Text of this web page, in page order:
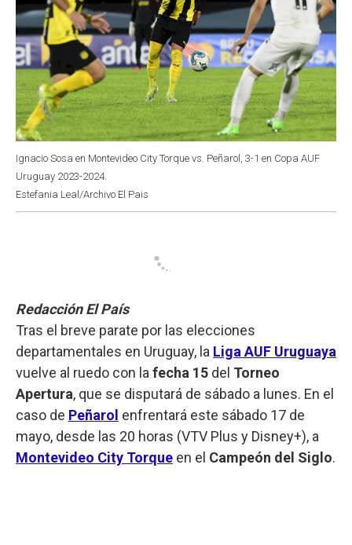
Ignacio Sosa en Montevideo City Torque vs. Peñarol, 3-1 en Copa AUF
Uruguay 2023-2024.
Estefania Leal/Archivo El Pais
Redacción El País
Tras el breve parate por las elecciones
departamentales en Uruguay, la Liga AUF Uruguaya
vuelve al ruedo con la fecha 15 del Torneo
Apertura, que se disputará de sábado a lunes. En el
caso de Peñarol enfrentará este sábado 17 de
mayo, desde las 20 horas (VTV Plus y Disney+), a
Montevideo City Torque en el Campeón del Siglo.